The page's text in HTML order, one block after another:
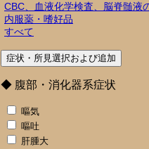
CBC、血液化学検査、脳脊髄液
内服薬・嗜好品
すべて
◆ 腹部・消化器系症状
嘔気
嘔吐
肝腫大